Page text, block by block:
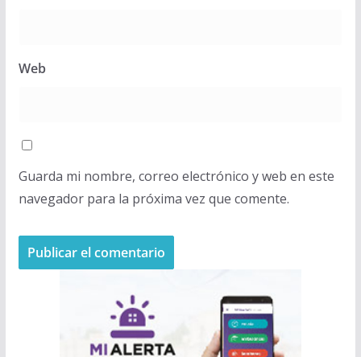
Web
Guarda mi nombre, correo electrónico y web en este
navegador para la próxima vez que comente.